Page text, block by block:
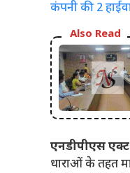
कंपनी की 2
Also Read
एनडीपीएस
धाराओं के तहत